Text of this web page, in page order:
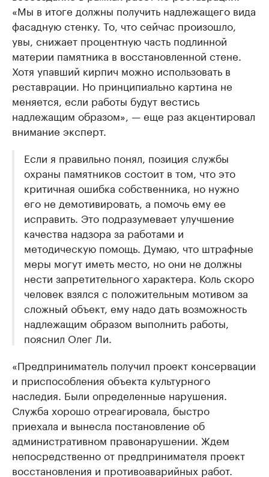
«Мы в итоге должны получить надлежащего вида
фасадную стенку. То, что сейчас произошло,
увы, снижает процентную часть подлинной
материи памятника в восстановленной стене.
Хотя упавший кирпич можно использовать в
реставрации. Но принципиально картина не
меняется, если работы будут вестись
надлежащим образом», — еще раз акцентировал
внимание эксперт.
Если я правильно понял, позиция службы
охраны памятников состоит в том, что это
критичная ошибка собственника, но нужно
его не демотивировать, а помочь ему ее
исправить. Это подразумевает улучшение
качества надзора за работами и
методическую помощь. Думаю, что штрафные
меры могут иметь место, но они не должны
нести запретительного характера. Коль скоро
человек взялся с положительным мотивом за
сложный объект, ему надо дать возможность
надлежащим образом выполнить работы,
пояснил Олег Ли.
«Предприниматель получил проект консервации
и приспособления объекта культурного
наследия. Были определенные нарушения.
Служба хорошо отреагировала, быстро
приехала и вынесла постановление об
административном правонарушении. Ждем
непосредственно от предпринимателя проект
восстановления и противоаварийных работ.